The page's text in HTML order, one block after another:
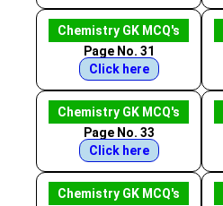
Chemistry GK MCQ's
Page No. 31
Click here
Chemistry GK MCQ's
Page No. 33
Click here
Chemistry GK MCQ's